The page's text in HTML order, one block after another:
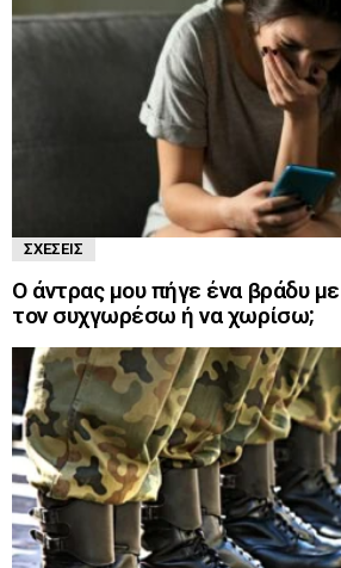
ΣΧΈΣΕΙΣ
Ο άντρας μου πήγε ένα βράδυ
τον συχγωρέσω ή να χωρίσω;